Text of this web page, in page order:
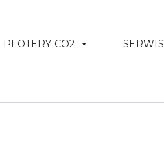
PLOTERY CO2 SERWIS